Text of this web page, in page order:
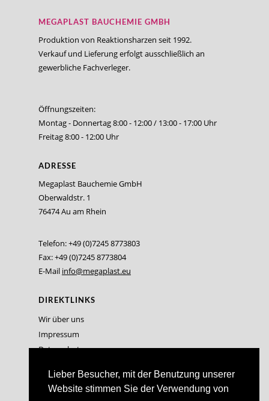
Lieber Besucher, mit der Benutzung unserer
Website stimmen Sie der Verwendung von
MEGAPLAST BAUCHEMIE GMBH
Produktion von Reaktionsharzen seit 1992.
Verkauf und Lieferung erfolgt ausschließlich an
gewerbliche Fachverleger.
Öffnungszeiten:
Montag - Donnertag 8:00 - 12:00 / 13:00 - 17:00 Uhr
Freitag 8:00 - 12:00 Uhr
ADRESSE
Megaplast Bauchemie GmbH
Oberwaldstr. 1
76474 Au am Rhein
Telefon: +49 (0)7245 8773803
Fax: +49 (0)7245 8773804
E-Mail info@megaplast.eu
DIREKTLINKS
Wir über uns
Impressum
Datenschutz